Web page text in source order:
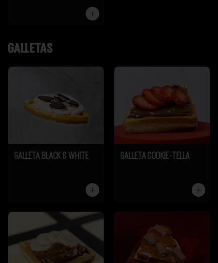
Galletas
Galleta Black & White Galleta Cookie-Tella